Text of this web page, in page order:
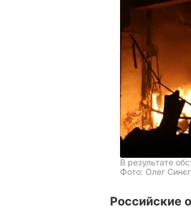
В результате
Фото: Олег
Российские